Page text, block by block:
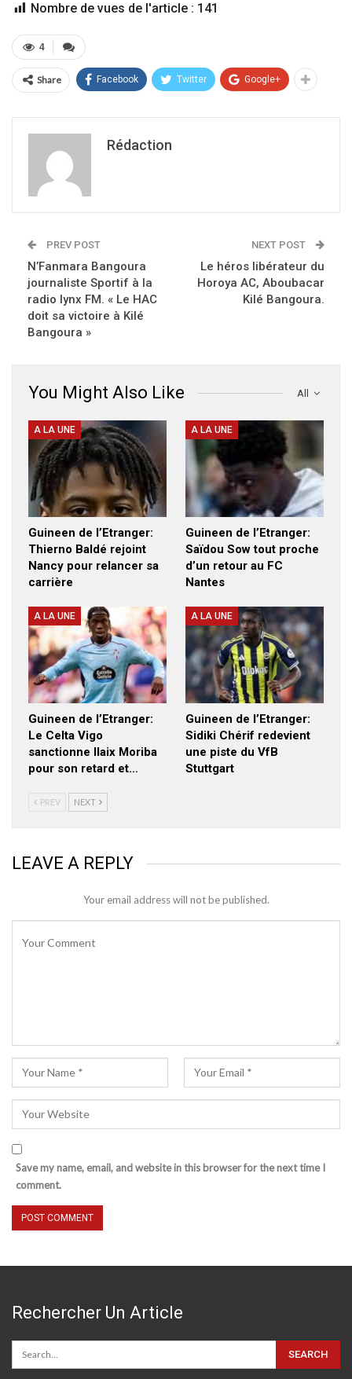
Nombre de vues de l'article : 141
4
Share Facebook Twitter Google+
Rédaction
PREV POST
N’Fanmara Bangoura
journaliste Sportif à la
radio lynx FM. « Le HAC
doit sa victoire à Kilé
Bangoura »
NEXT POST
Le héros libérateur du
Horoya AC, Aboubacar
Kilé Bangoura.
All
You Might Also Like
A LA UNE
Guineen de l’Etranger:
Thierno Baldé rejoint
Nancy pour relancer sa
carrière
A LA UNE
Guineen de l’Etranger:
Saïdou Sow tout proche
d’un retour au FC
Nantes
A LA UNE
Guineen de l’Etranger:
Le Celta Vigo
sanctionne Ilaix Moriba
pour son retard et…
A LA UNE
Guineen de l’Etranger:
Sidiki Chérif redevient
une piste du VfB
Stuttgart
PREV NEXT
LEAVE A REPLY
Your email address will not be published.
Save my name, email, and website in this browser for the next time I
comment.
Rechercher Un Article